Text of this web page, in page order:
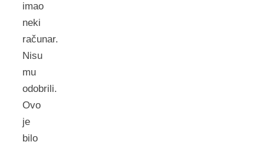
imao
neki
računar.
Nisu
mu
odobrili.
Ovo
je
bilo